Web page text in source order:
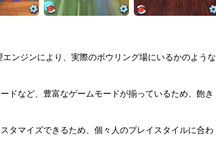
ンジンにより、実際のボウリング場にいるかのような
ドなど、豊富なゲームモードが揃っているため、飽き
タマイズできるため、個々人のプレイスタイルに合わ